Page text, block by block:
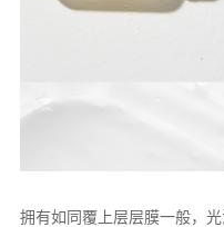
拥有如同覆上层层膜一般，